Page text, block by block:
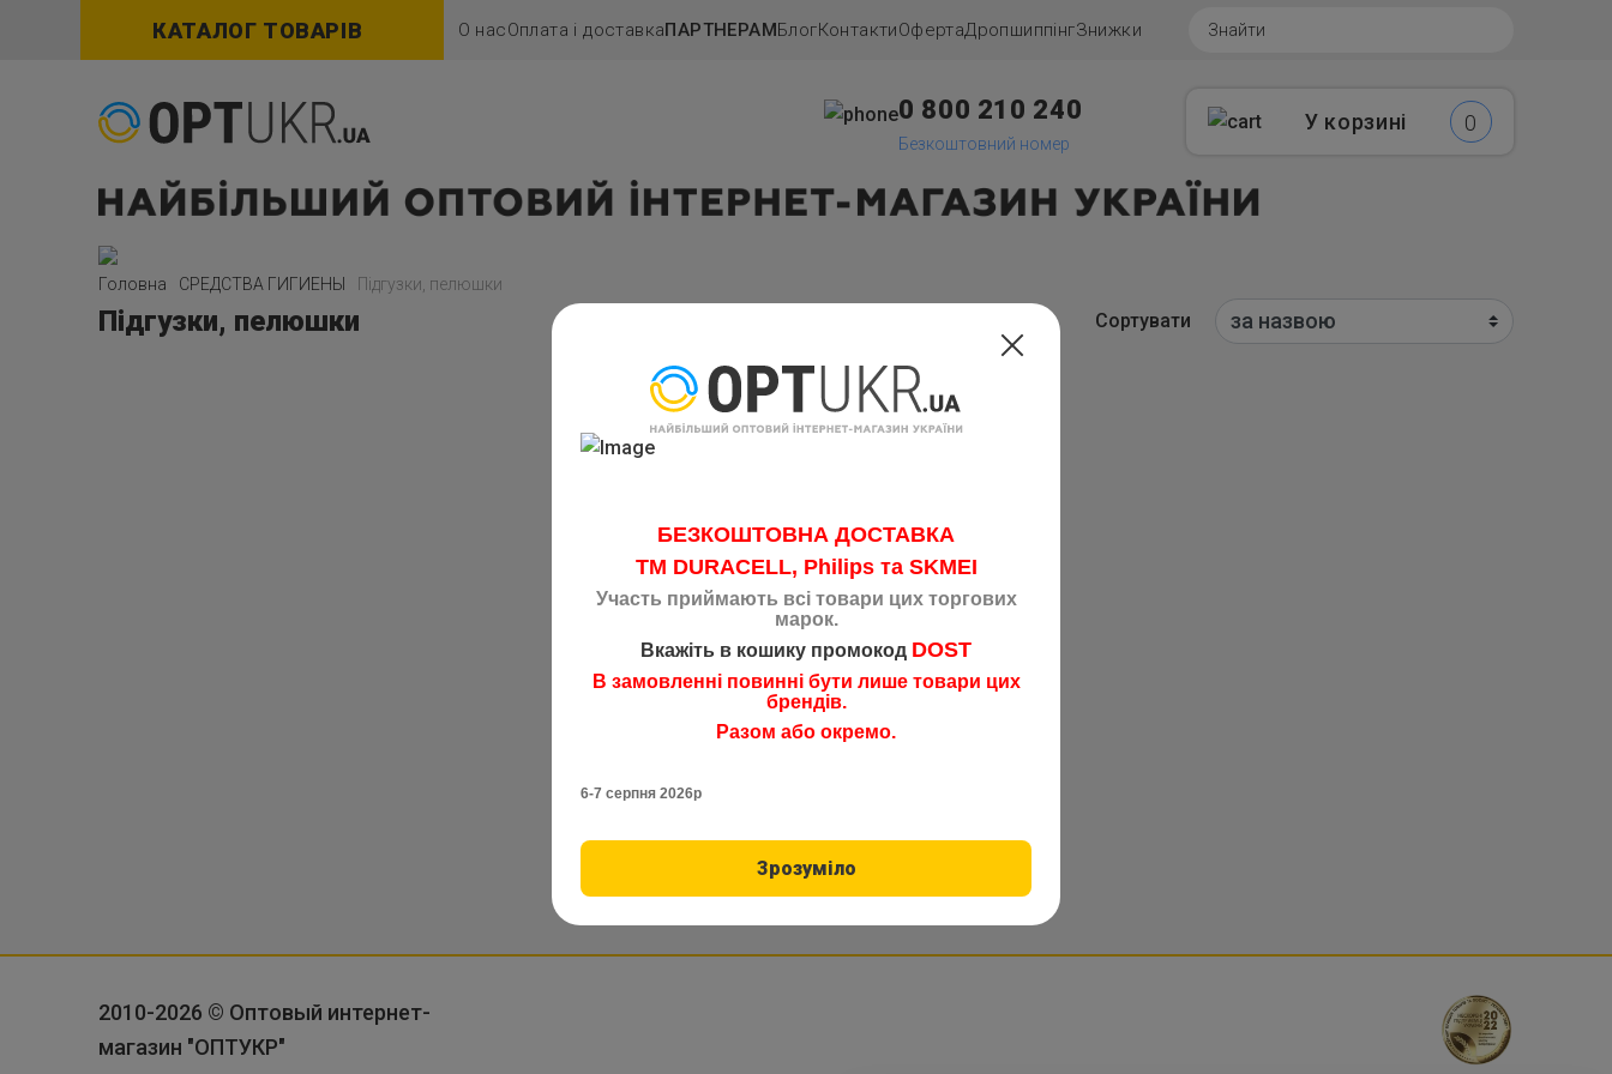
КАТАЛОГ ТОВАРІВ О насОплата і доставкаПАРТНЕРАМБлогКонтактиОфертаДропшиппiнгЗнижки
0 800 210 240
Безкоштовний номер
У корзині 0
Головна СРЕДСТВА ГИГИЕНЫ Підгузки, пелюшки
Підгузки, пелюшки Сортувати
2010-2026 © Оптовый интернет-
магазин "ОПТУКР"
БЕЗКОШТОВНА ДОСТАВКА
TM DURACELL, Philips та SKMEI
Участь приймають всі товари цих торгових
марок.
Вкажіть в кошику промокод DOST
В замовленні повинні бути лише товари цих
брендів.
Разом або окремо.
6-7 серпня 2026р
Зрозуміло